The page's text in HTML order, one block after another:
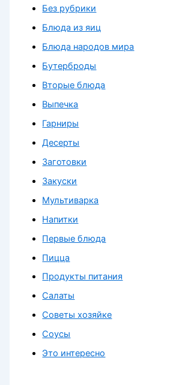
Без рубрики
Блюда из яиц
Блюда народов мира
Бутерброды
Вторые блюда
Выпечка
Гарниры
Десерты
Заготовки
Закуски
Мультиварка
Напитки
Первые блюда
Пицца
Продукты питания
Салаты
Советы хозяйке
Соусы
Это интересно